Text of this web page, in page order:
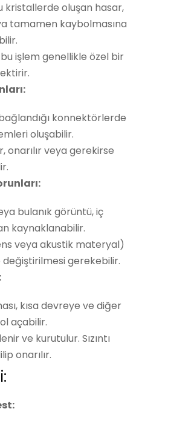
kristallerde oluşan hasar,
tamamen kaybolmasına
işlem genellikle özel bir
konnektörlerde
oluşabilir.
veya gerekirse
bulanık görüntü, iç
kaynaklanabilir.
veya akustik materyal)
gerekebilir.
kısa devreye ve diğer
açabilir.
ve kurutulur. Sızıntı
onarılır.